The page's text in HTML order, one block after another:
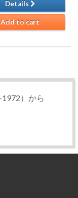
Details
Add to cart
）から